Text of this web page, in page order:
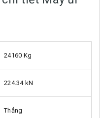
24160 Kg
224.34 kN
Thẳng